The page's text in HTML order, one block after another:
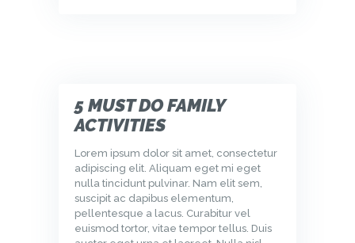
5 MUST DO FAMILY
ACTIVITIES
Lorem ipsum dolor sit amet, consectetur
adipiscing elit. Aliquam eget mi eget
nulla tincidunt pulvinar. Nam elit sem,
suscipit ac dapibus elementum,
pellentesque a lacus. Curabitur vel
euismod tortor, vitae tempor tellus. Duis